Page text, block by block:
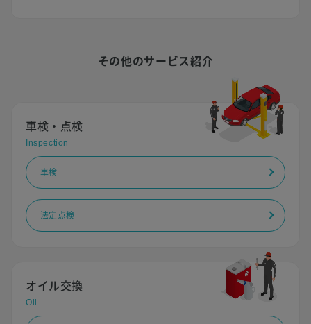
その他のサービス紹介
車検・点検
Inspection
車検
法定点検
オイル交換
Oil